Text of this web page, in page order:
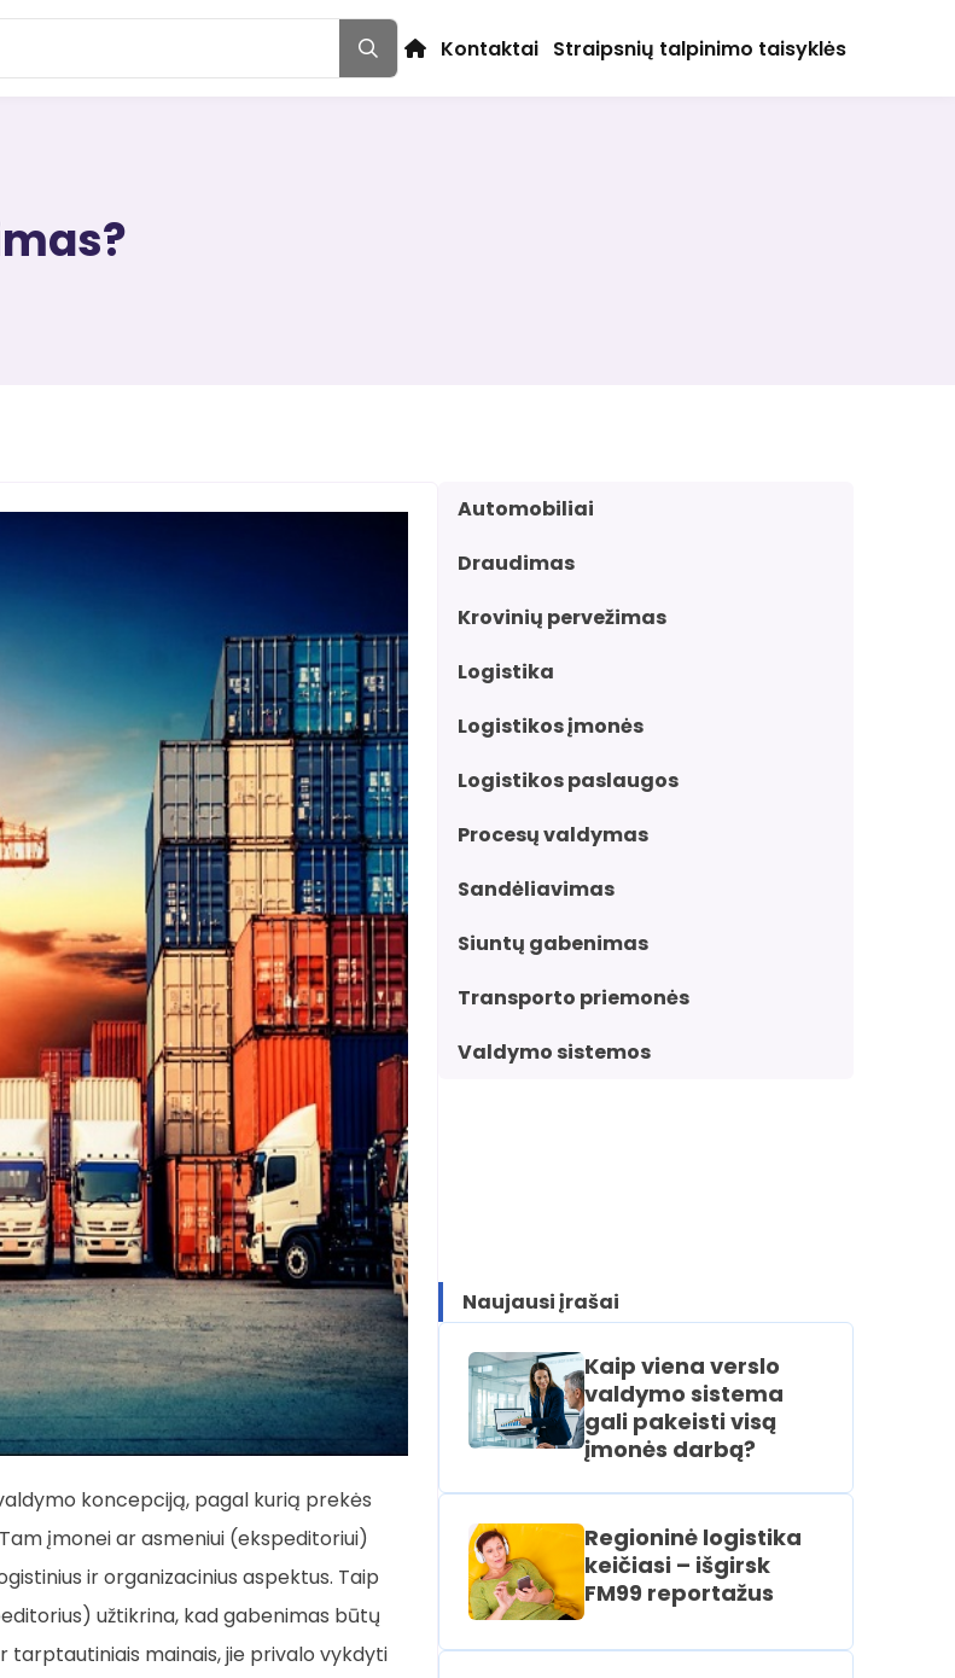
Kontaktai Straipsnių talpinimo taisyklės
koncepciją, pagal kurią prekės
įmonei ar asmeniui (ekspeditoriui)
ir organizacinius aspektus. Taip
užtikrina, kad gabenimas būtų
tarptautiniais mainais, jie privalo vykdyti
Automobiliai
Draudimas
Krovinių pervežimas
Logistika
Logistikos įmonės
Logistikos paslaugos
Procesų valdymas
Sandėliavimas
Siuntų gabenimas
Transporto priemonės
Valdymo sistemos
Naujausi įrašai
Kaip viena verslo
valdymo sistema
gali pakeisti visą
įmonės darbą?
Regioninė logistika
keičiasi – išgirsk
FM99 reportažus